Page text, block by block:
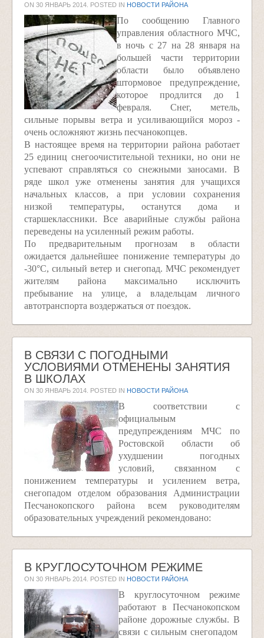
ON 30 ЯНВАРЬ 2014 . POSTED IN НОВОСТИ РАЙОНА
По сообщению Главного
управления областного МЧС,
в ночь с 27 на 28 января на
большей части территории
области было объявлено
штормовое предупреждение,
которое продлится до 1
февраля. Снег, метель,
сильные порывы ветра и усиливающийся мороз -
очень осложняют жизнь песчанокопцев.
В настоящее время на территории района работает
25 единиц снегоочистительной техники, но они не
успевают справляться со снежными заносами. В
ряде школ уже отменены занятия для учащихся
начальных классов, а при условии сохранения
низкой температуры, останутся дома и
старшеклассники. Все аварийные службы района
переведены на усиленный режим работы.
По предварительным прогнозам в области
ожидается дальнейшее понижение температуры до
-30°С, сильный ветер и снегопад. МЧС рекомендует
жителям района максимально исключить
пребывание на улице, а владельцам личного
автотранспорта воздержаться от поездок.
В СВЯЗИ С ПОГОДНЫМИ
УСЛОВИЯМИ ОТМЕНЕНЫ ЗАНЯТИЯ
В ШКОЛАХ
ON 30 ЯНВАРЬ 2014 . POSTED IN НОВОСТИ РАЙОНА
В соответствии с
официальным
предупреждениям МЧС по
Ростовской области об
ухудшении погодных
условий, связанном с
понижением температуры и усилением ветра,
снегопадом отделом образования Администрации
Песчанокопского района всем руководителям
образовательных учреждений рекомендовано:
В КРУГЛОСУТОЧНОМ РЕЖИМЕ
ON 30 ЯНВАРЬ 2014 . POSTED IN НОВОСТИ РАЙОНА
В круглосуточном режиме
работают в Песчанокопском
районе дорожные службы. В
связи с сильным снегопадом